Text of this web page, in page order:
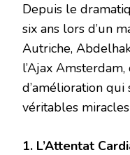
Depuis le
six ans lors d’un
Autriche,
l’Ajax
d’amélioration
véritables
1. L’Attentat